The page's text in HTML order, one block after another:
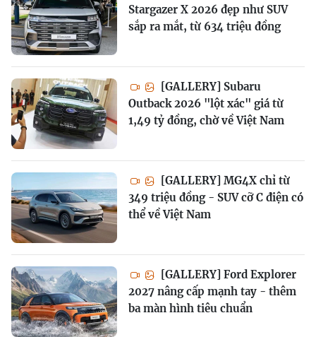
Stargazer X 2026 đẹp như SUV
sắp ra mắt, từ 634 triệu đồng
[GALLERY] Subaru
Outback 2026 "lột xác" giá từ
1,49 tỷ đồng, chờ về Việt Nam
[GALLERY] MG4X chỉ từ
349 triệu đồng - SUV cỡ C điện có
thể về Việt Nam
[GALLERY] Ford Explorer
2027 nâng cấp mạnh tay - thêm
ba màn hình tiêu chuẩn